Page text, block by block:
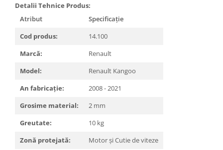
Detalii Tehnice Produs:
Atribut
Specificație
Cod produs:
14.100
Marcă:
Renault
Model:
Renault Kangoo
An fabricație:
2008 - 2021
Grosime material:
2 mm
Greutate:
10 kg
Zonă protejată:
Motor și Cutie de viteze